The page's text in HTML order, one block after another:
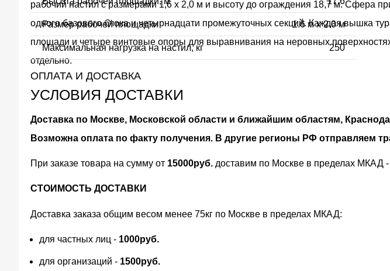
Размер рабочей площадки 1.6 м х 2.0 м
Максимальная нагрузка на настил, кг 250
рабочий настил с размерами 1,6 х 2,0 м и высоту до ограждения 18,7 м. Сфера
одного базового блока и четырнадцати промежуточных секций. Каждая вышка
площади и четыре винтовые опоры для выравнивания на неровных
отдельно.
ОПЛАТА И ДОСТАВКА
УСЛОВИЯ ДОСТАВКИ
Доставка по Москве, Московской области и ближайшим областям,
Возможна оплата по факту получения. В другие регионы РФ отправляем
При заказе товара на сумму от 15000руб. доставим по Москве в пределах МКАД
СТОИМОСТЬ ДОСТАВКИ
Доставка заказа общим весом менее 75кг по Москве в пределах МКАД:
для частных лиц - 1000руб.
для организаций - 1500руб.